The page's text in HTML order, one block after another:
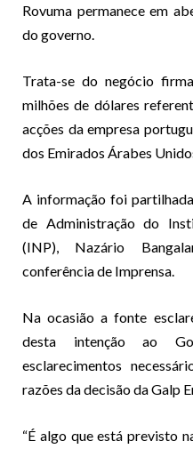
Rovuma permanece em
do governo.
Trata-se do negócio
milhões de dólares
acções da empresa
dos Emirados Árabes
A informação foi
de Administração do
(INP), Nazário
conferência de Imprensa.
Na ocasião a fonte
desta intenção ao
esclarecimentos
razões da decisão da Galp
“É algo que está previsto